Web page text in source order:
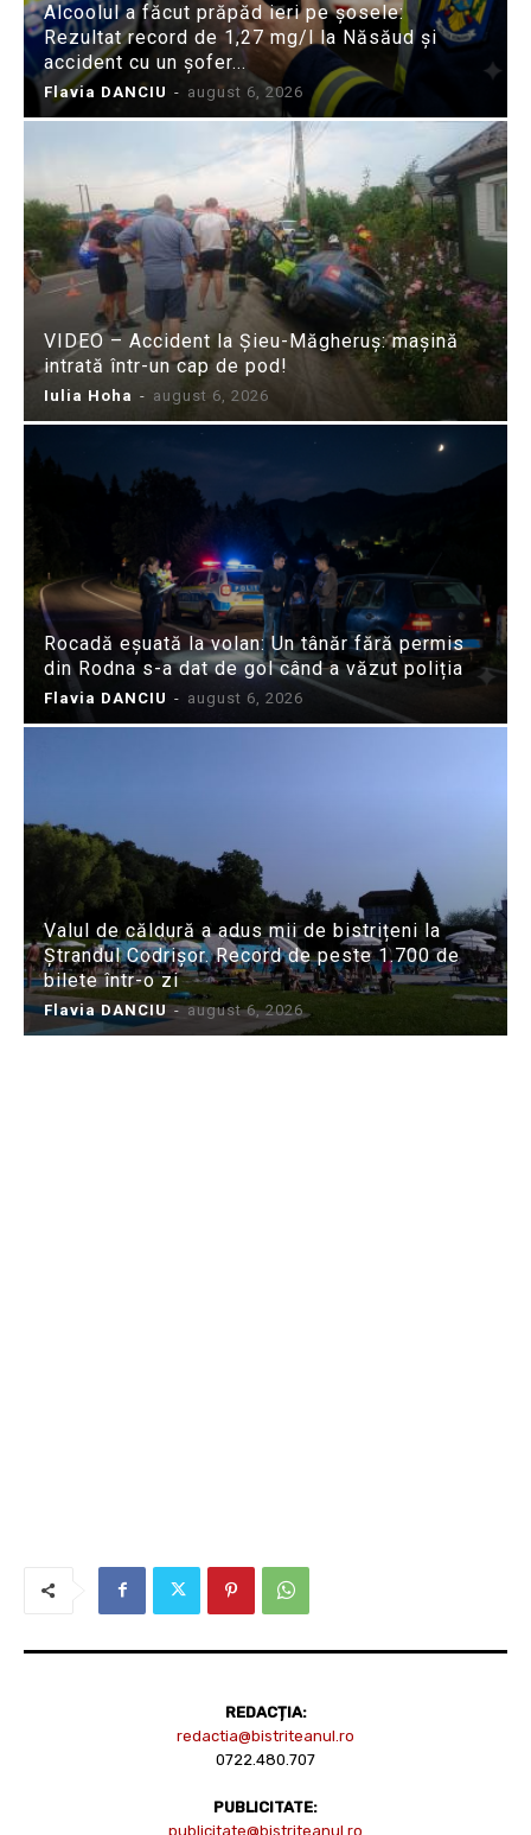
Alcoolul a făcut prăpăd ieri pe șosele:
Rezultat record de 1,27 mg/l la Năsăud și
accident cu un șofer...
Flavia DANCIU - august 6, 2026
VIDEO – Accident la Șieu-Măgheruș: mașină
intrată într-un cap de pod!
Iulia Hoha - august 6, 2026
Rocadă eșuată la volan: Un tânăr fără permis
din Rodna s-a dat de gol când a văzut poliția
Flavia DANCIU - august 6, 2026
Valul de căldură a adus mii de bistrițeni la
Ștrandul Codrișor. Record de peste 1.700 de
bilete într-o zi
Flavia DANCIU - august 6, 2026
REDACȚIA:
redactia@bistriteanul.ro
0722.480.707
PUBLICITATE:
publicitate@bistriteanul.ro